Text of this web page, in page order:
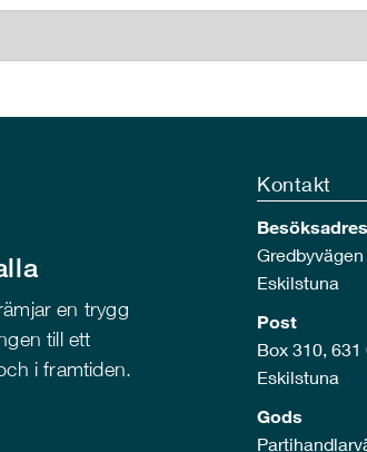
en trygg
till ett
i framtiden.
Kontakt
Eskilstuna
Post
Box 310, 631
Eskilstuna
Gods